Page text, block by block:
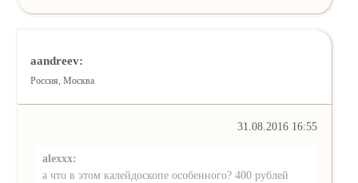
aandreev:
Россия, Москва
31.08.2016 16:55
alexxx:
а что в этом калейдоскопе особенного? 400 рублей